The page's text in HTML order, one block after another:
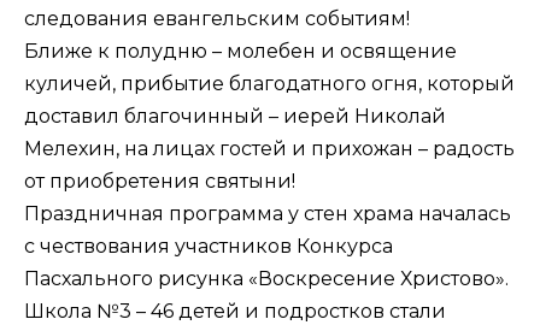
следования евангельским событиям!
Ближе к полудню – молебен и освящение
куличей, прибытие благодатного огня, который
доставил благочинный – иерей Николай
Мелехин, на лицах гостей и прихожан – радость
от приобретения святыни!
Праздничная программа у стен храма началась
с чествования участников Конкурса
Пасхального рисунка «Воскресение Христово».
Школа №3 – 46 детей и подростков стали